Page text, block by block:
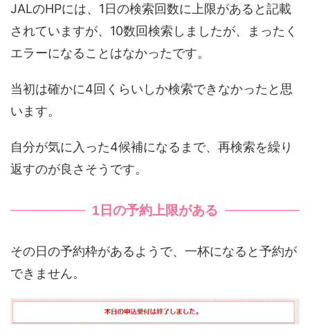
JALのHPには、1日の検索回数に上限があると記載
されていますが、10数回検索しましたが、まったく
エラーになることはなかったです。
当初は確かに4回くらいしか検索できなかったと思
います。
自分が気に入った4候補になるまで、再検索を繰り
返すのが良さそうです。
1日の予約上限がある
その日の予約枠があるようで、一杯になると予約が
できません。